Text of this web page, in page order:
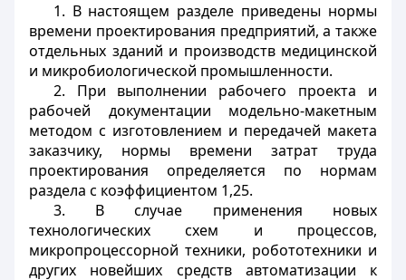
1. В настоящем разделе приведены нормы
времени проектирования предприятий, а также
отдельных зданий и производств медицинской
и микробиологической промышленности.
2. При выполнении рабочего проекта и
рабочей документации модельно-макетным
методом с изготовлением и передачей макета
заказчику, нормы времени затрат труда
проектирования определяется по нормам
раздела с коэффициентом 1,25.
3. В случае применения новых
технологических схем и процессов,
микропроцессорной техники, робототехники и
других новейших средств автоматизации к